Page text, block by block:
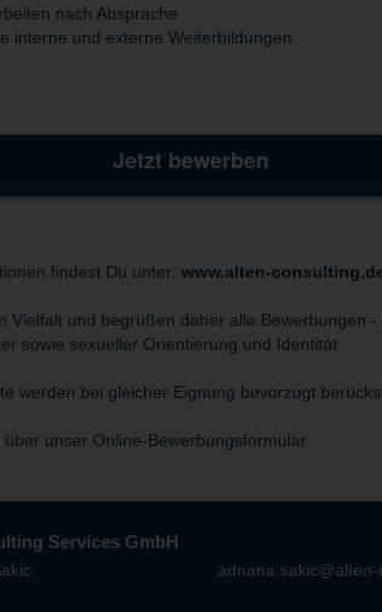
nach Absprache
interne und externe Weiterbildungen
Jetzt bewerben
findest Du unter: www.alten-
Vielfalt und begrüßen daher alle Bewerbungen
sowie sexueller Orientierung und Identität.
werden bei gleicher Eignung bevorzugt
unser Online-Bewerbungsformular.
Services GmbH